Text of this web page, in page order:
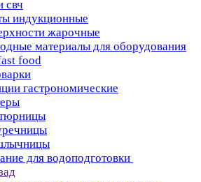
свч
индукционные
жарочные
материалы для оборудования
food
гастрономические
для водоподготовки